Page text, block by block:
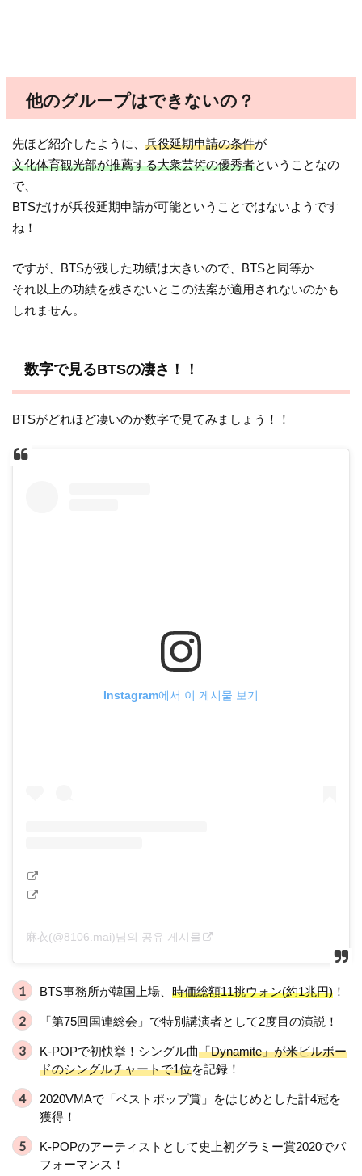
他のグループはできないの？
先ほど紹介したように、兵役延期申請の条件が
文化体育観光部が推薦する大衆芸術の優秀者ということなの
で、
BTSだけが兵役延期申請が可能ということではないようです
ね！
ですが、BTSが残した功績は大きいので、BTSと同等か
それ以上の功績を残さないとこの法案が適用されないのかも
しれません。
数字で見るBTSの凄さ！！
BTSがどれほど凄いのか数字で見てみましょう！！
Instagram에서 이 게시물 보기
麻衣(@8106.mai)님의 공유 게시물
BTS事務所が韓国上場、 時価総額11挑ウォン(約1兆円)！
「第75回国連総会」で特別講演者として2度目の演説！
K-POPで初快挙！シングル曲「Dynamite」が米ビルボー
ドのシングルチャートで1位を記録！
2020VMAで「ベストポップ賞」をはじめとした計4冠を
獲得！
K-POPのアーティストとして史上初グラミー賞2020でパ
フォーマンス！